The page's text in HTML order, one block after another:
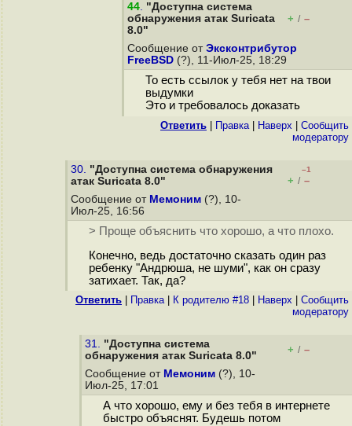
44. "Доступна система
обнаружения атак Suricata
8.0"
+ / –
Сообщение от Эксконтрибутор
FreeBSD (?), 11-Июл-25, 18:29
То есть ссылок у тебя нет на твои
выдумки
Это и требовалось доказать
Ответить Правка| Наверх
Cообщить
модератору
30. "Доступна система обнаружения
атак Suricata 8.0"
–1
+ / –
Сообщение от Мемоним (?), 10-
Июл-25, 16:56
> Проще объяснить что хорошо, а что плохо.
Конечно, ведь достаточно сказать один раз
ребенку "Андрюша, не шуми", как он сразу
затихает. Так, да?
Ответить Правка| К родителю #18 Наверх
Cообщить
модератору
31. "Доступна система
обнаружения атак Suricata 8.0"
+ / –
Сообщение от Мемоним (?), 10-
Июл-25, 17:01
А что хорошо, ему и без тебя в интернете
быстро объяснят. Будешь потом